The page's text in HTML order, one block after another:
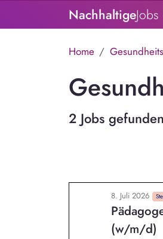
NachhaltigeJobs
Home
2 Jobs gefunden
8. Juli 2026
(w/m/d)